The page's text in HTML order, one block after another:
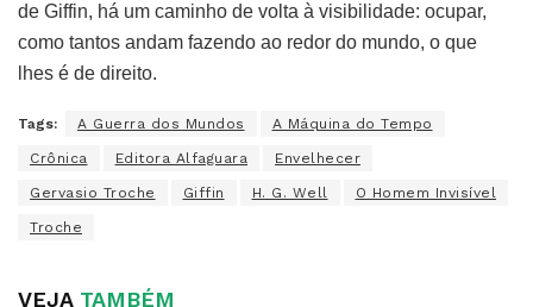
de Giffin, há um caminho de volta à visibilidade: ocupar,
como tantos andam fazendo ao redor do mundo, o que
lhes é de direito.
Tags: A Guerra dos Mundos A Máquina do Tempo
Crônica Editora Alfaguara Envelhecer
Gervasio Troche Giffin H. G. Well O Homem Invisível
Troche
VEJATAMBÉM